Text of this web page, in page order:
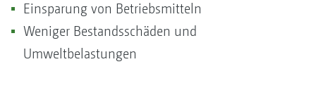
Einsparung von Betriebsmitteln
Weniger Bestandsschäden und
Umweltbelastungen